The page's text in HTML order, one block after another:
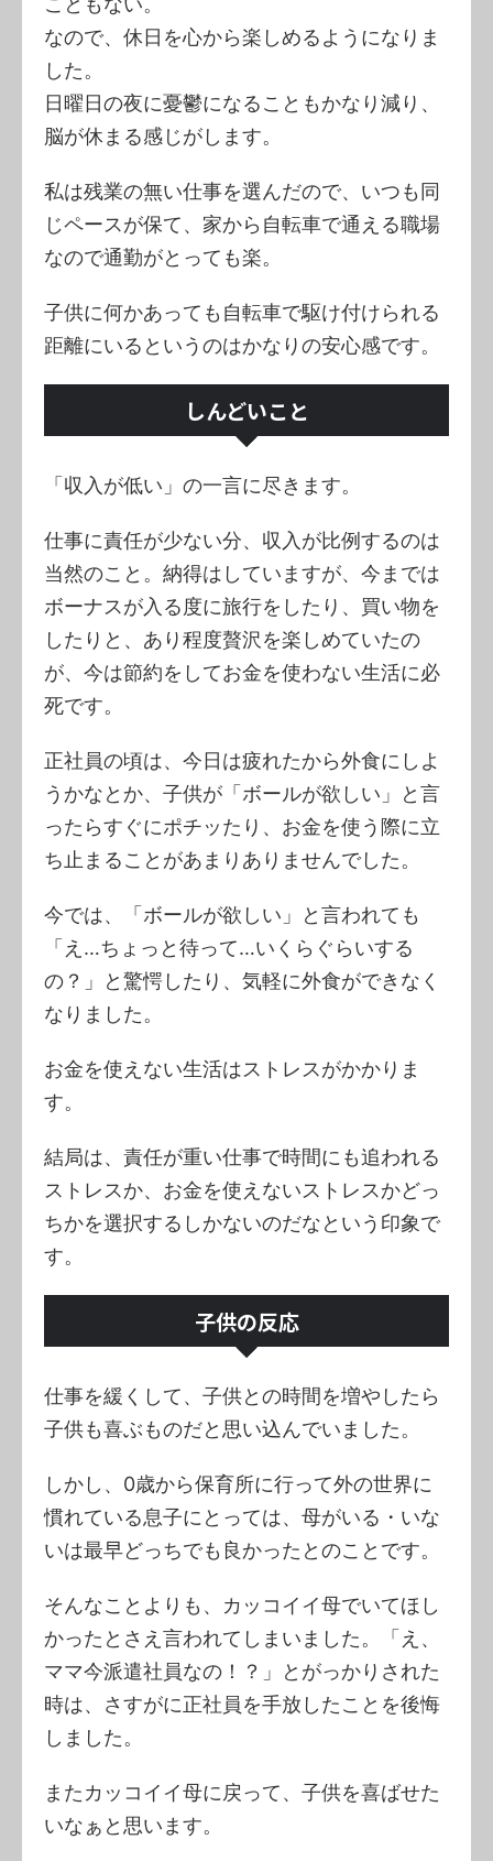
なので、休日を心から楽しめるようになりま
した。
日曜日の夜に憂鬱になることもかなり減り、
脳が休まる感じがします。
私は残業の無い仕事を選んだので、いつも同
じペースが保て、家から自転車で通える職場
なので通勤がとっても楽。
子供に何かあっても自転車で駆け付けられる
距離にいるというのはかなりの安心感です。
しんどいこと
「収入が低い」の一言に尽きます。
仕事に責任が少ない分、収入が比例するのは
当然のこと。納得はしていますが、今までは
ボーナスが入る度に旅行をしたり、買い物を
したりと、あり程度贅沢を楽しめていたの
が、今は節約をしてお金を使わない生活に必
死です。
正社員の頃は、今日は疲れたから外食にしよ
うかなとか、子供が「ボールが欲しい」と言
ったらすぐにポチッたり、お金を使う際に立
ち止まることがあまりありませんでした。
今では、「ボールが欲しい」と言われても
「え…ちょっと待って…いくらぐらいする
の？」と驚愕したり、気軽に外食ができなく
なりました。
お金を使えない生活はストレスがかかりま
す。
結局は、責任が重い仕事で時間にも追われる
ストレスか、お金を使えないストレスかどっ
ちかを選択するしかないのだなという印象で
す。
子供の反応
仕事を緩くして、子供との時間を増やしたら
子供も喜ぶものだと思い込んでいました。
しかし、0歳から保育所に行って外の世界に
慣れている息子にとっては、母がいる・いな
いは最早どっちでも良かったとのことです。
そんなことよりも、カッコイイ母でいてほし
かったとさえ言われてしまいました。「え、
ママ今派遣社員なの！？」とがっかりされた
時は、さすがに正社員を手放したことを後悔
しました。
またカッコイイ母に戻って、子供を喜ばせた
いなぁと思います。